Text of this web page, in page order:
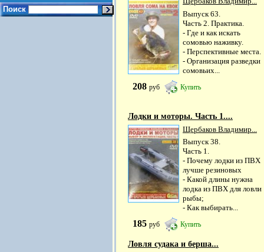
Поиск
Выпуск 63.
Часть 2. Практика.
- Где и как искать
сомовью наживку.
- Перспективные места.
- Организация разведки
сомовьих...
208 руб Купить
Лодки и моторы. Часть 1....
Щербаков Владимир...
Выпуск 38.
Часть 1.
- Почему лодки из ПВХ
лучше резиновых
- Какой длины нужна
лодка из ПВХ для ловли
рыбы;
- Как выбирать...
185 руб Купить
Ловля судака и берша...